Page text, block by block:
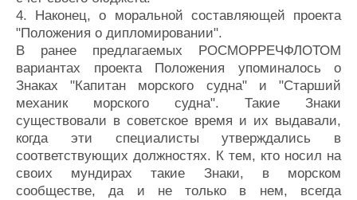
4. Наконец, о моральной составляющей проекта
"Положения о дипломировании".
В ранее предлагаемых РОСМОРРЕЧФЛОТОМ
вариантах проекта Положения упоминалось о
Знаках "Капитан морского судна" и "Старший
механик морского судна". Такие Знаки
существовали в советское время и их выдавали,
когда эти специалисты утверждались в
соответствующих должностях. К тем, кто носил на
своих мундирах такие Знаки, в морском
сообществе, да и не только в нем, всегда